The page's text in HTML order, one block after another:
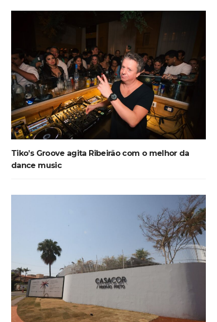
Tiko’s Groove agita Ribeirão com o melhor da
dance music